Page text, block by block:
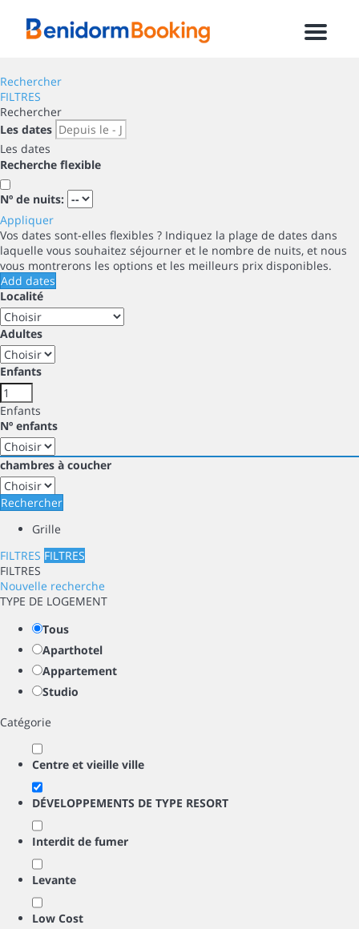
Menu
Rechercher
FILTRES
Rechercher
Les dates
Les dates
Recherche flexible
Nº de nuits:
Appliquer
Vos dates sont-elles flexibles ? Indiquez la plage de dates dans
laquelle vous souhaitez séjourner et le nombre de nuits, et nous
vous montrerons les options et les meilleurs prix disponibles.
Add dates
Localité
Adultes
Enfants
Enfants
Nº enfants
chambres à coucher
Rechercher
Grille
FILTRES FILTRES
FILTRES
Nouvelle recherche
TYPE DE LOGEMENT
Tous
Aparthotel
Appartement
Studio
Catégorie
Centre et vieille ville
DÉVELOPPEMENTS DE TYPE RESORT
Interdit de fumer
Levante
Low Cost